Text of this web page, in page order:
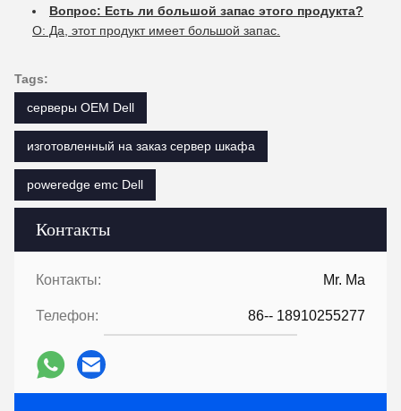
Контакты
Контакты: Mr. Ma
Телефон: 86-- 18910255277
Вопрос: Есть ли большой запас этого продукта?
О: Да, этот продукт имеет большой запас.
Tags:
серверы OEM Dell
изготовленный на заказ сервер шкафа
poweredge emc Dell